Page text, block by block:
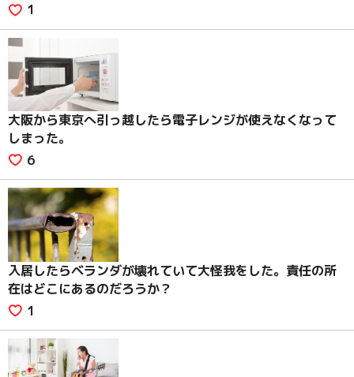
1
大阪から東京へ引っ越したら電子レンジが使えなくなって
しまった。
6
入居したらベランダが壊れていて大怪我をした。責任の所
在はどこにあるのだろうか？
1